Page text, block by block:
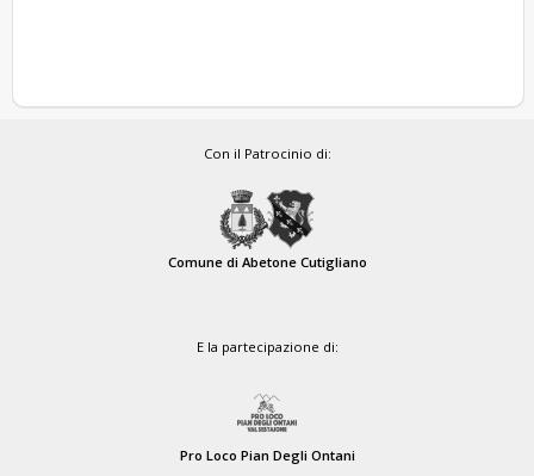
Con il Patrocinio di:
Comune di Abetone Cutigliano
E la partecipazione di:
Pro Loco Pian Degli Ontani